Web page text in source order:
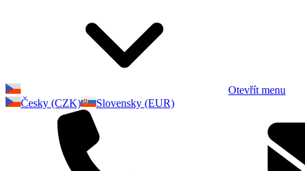
Otevřít menu
Česky (CZK)
Slovensky (EUR)